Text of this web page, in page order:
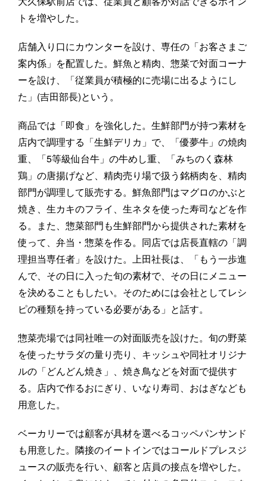
トを増やした。
店舗入り口にカウンターを設け、専任の「お客さまご
案内係」を配置した。鮮魚と精肉、惣菜で対面コーナ
ーを設け、「従業員が積極的に売場に出るようにし
た」(吉田部長)という。
商品では「即食」を強化した。生鮮部門が持つ素材を
店内で調理する「生鮮デリカ」で、「優夢牛」の焼肉
重、「5等級仙台牛」の牛めし重、「みちのく森林
鶏」の唐揚げなど、精肉売り場で扱う銘柄肉を、精肉
部門が調理して販売する。鮮魚部門はマグロのかぶと
焼き、生カキのフライ、生ネタを使った寿司などを作
る。また、惣菜部門も生鮮部門から提供された素材を
使って、弁当・惣菜を作る。同店では店長直轄の「調
理担当専任者」を設けた。上田社長は、「もう一歩進
んで、その日に入った旬の素材で、その日にメニュー
を決めることもしたい。そのためには会社としてレシ
ピの種類を持っている必要がある」と話す。
惣菜売場では同社唯一の対面販売を設けた。旬の野菜
を使ったサラダの量り売り、キッシュや同社オリジナ
ルの「どんどん焼き」、焼き鳥などを対面で提供す
る。店内で作るおにぎり、いなり寿司、おはぎなども
用意した。
ベーカリーでは顧客が具材を選べるコッペパンサンド
も用意した。隣接のイートインではコールドプレスジ
ュースの販売を行い、顧客と店員の接点を増やした。